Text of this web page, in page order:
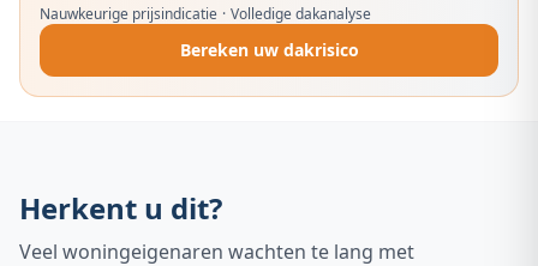
Nauwkeurige prijsindicatie · Volledige dakanalyse
Bereken uw dakrisico
Herkent u dit?
Veel woningeigenaren wachten te lang met